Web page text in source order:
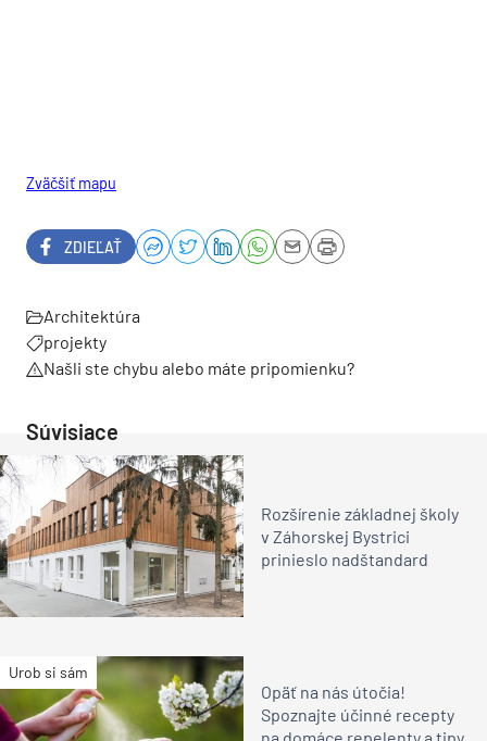
Zväčšiť mapu
ZDIEĽAŤ
Architektúra
projekty
Našli ste chybu alebo máte pripomienku?
Súvisiace
Rozšírenie základnej školy
v Záhorskej Bystrici
prinieslo nadštandard
Urob si sám
Opäť na nás útočia!
Spoznajte účinné recepty